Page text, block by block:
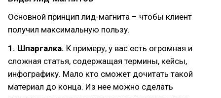
Основной принцип лид-магнита – чтобы клиент
получил максимальную пользу.
1. Шпаргалка. К примеру, у вас есть огромная и
сложная статья, содержащая термины, кейсы,
инфографику. Мало кто сможет дочитать такой
материал до конца. Из нее можно сделать